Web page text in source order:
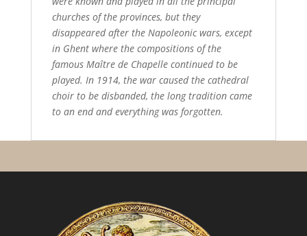
churches of the provinces, but they
disappeared after the Napoleonic wars, except
in Ghent where the compositions of the
famous Maître de Chapelle continued to be
played. In 1914, the war caused the cathedral
choir to be disbanded, the long tradition came
to an end and everything was forgotten.